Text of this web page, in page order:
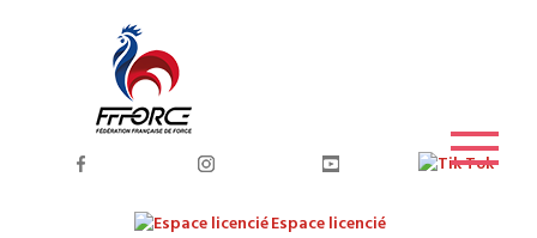
Espace licencié